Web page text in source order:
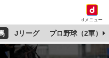
dメニュー
Jリーグ プロ野球（2軍）